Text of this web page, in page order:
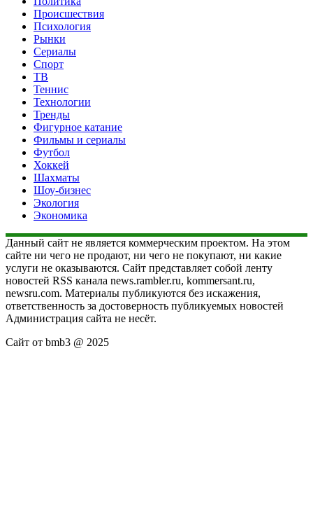
Происшествия
Психология
Рынки
Сериалы
Спорт
ТВ
Теннис
Технологии
Тренды
Фигурное катание
Фильмы и сериалы
Футбол
Хоккей
Шахматы
Шоу-бизнес
Экология
Экономика
Данный сайт не является коммерческим проектом. На этом
сайте ни чего не продают, ни чего не покупают, ни какие
услуги не оказываются. Сайт представляет собой ленту
новостей RSS канала news.rambler.ru, kommersant.ru,
newsru.com. Материалы публикуются без искажения,
ответственность за достоверность публикуемых новостей
Администрация сайта не несёт.
Сайт от bmb3 @ 2025